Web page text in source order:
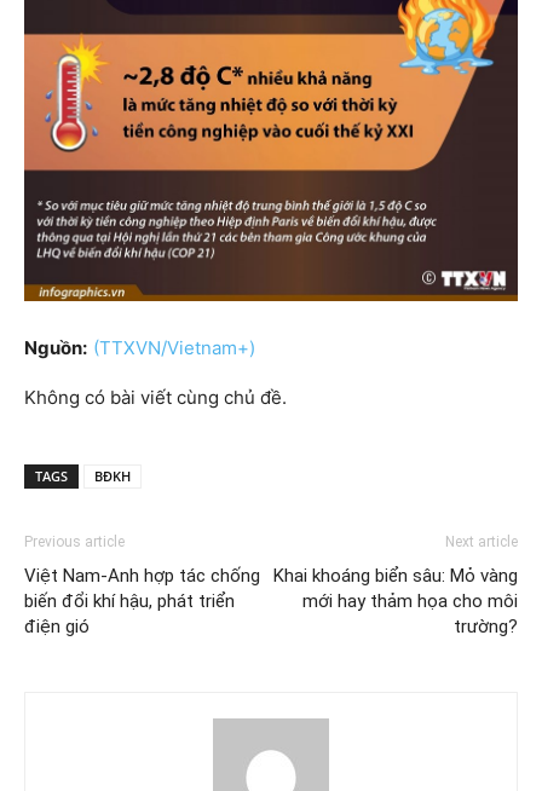
Nguồn: (TTXVN/Vietnam+)
Không có bài viết cùng chủ đề.
TAGS BĐKH
Previous article
Việt Nam-Anh hợp tác chống
biến đổi khí hậu, phát triển
điện gió
Next article
Khai khoáng biển sâu: Mỏ vàng
mới hay thảm họa cho môi
trường?